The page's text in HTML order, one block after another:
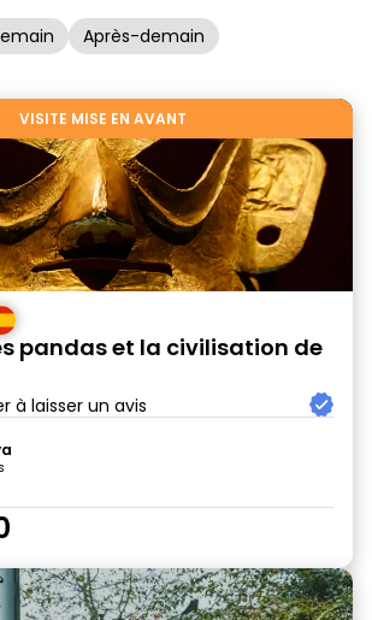
Après-demain
VISITE MISE EN AVANT
pandas et la civilisation de
à laisser un avis